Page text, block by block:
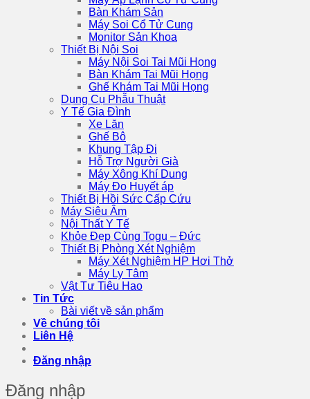
Bàn Khám Sản
Máy Soi Cổ Tử Cung
Monitor Sản Khoa
Thiết Bị Nội Soi
Máy Nội Soi Tai Mũi Họng
Bàn Khám Tai Mũi Họng
Ghế Khám Tai Mũi Họng
Dụng Cụ Phẫu Thuật
Y Tế Gia Đình
Xe Lăn
Ghế Bô
Khung Tập Đi
Hỗ Trợ Người Già
Máy Xông Khí Dung
Máy Đo Huyết áp
Thiết Bị Hồi Sức Cấp Cứu
Máy Siêu Âm
Nội Thất Y Tế
Khỏe Đẹp Cùng Togu – Đức
Thiết Bị Phòng Xét Nghiệm
Máy Xét Nghiệm HP Hơi Thở
Máy Ly Tâm
Vật Tư Tiêu Hao
Tin Tức
Bài viết về sản phẩm
Về chúng tôi
Liên Hệ
Đăng nhập
Đăng nhập